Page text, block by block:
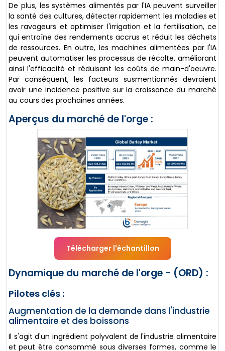
De plus, les systèmes alimentés par l'IA peuvent surveiller
la santé des cultures, détecter rapidement les maladies et
les ravageurs et optimiser l'irrigation et la fertilisation, ce
qui entraîne des rendements accrus et réduit les déchets
de ressources. En outre, les machines alimentées par l'IA
peuvent automatiser les processus de récolte, améliorant
ainsi l'efficacité et réduisant les coûts de main-d'oeuvre.
Par conséquent, les facteurs susmentionnés devraient
avoir une incidence positive sur la croissance du marché
au cours des prochaines années.
Aperçus du marché de l'orge :
Télécharger l'échantillon
Dynamique du marché de l'orge - (ORD) :
Pilotes clés :
Augmentation de la demande dans l'industrie
alimentaire et des boissons
Il s'agit d'un ingrédient polyvalent de l'industrie alimentaire
et peut être consommé sous diverses formes, comme le